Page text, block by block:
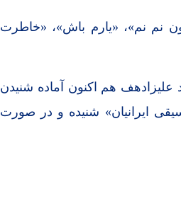
نم نم»، «یارم باش»، «خاطرت
هم اکنون آماده شنیدن
ایرانیان» شنیده و در صورت